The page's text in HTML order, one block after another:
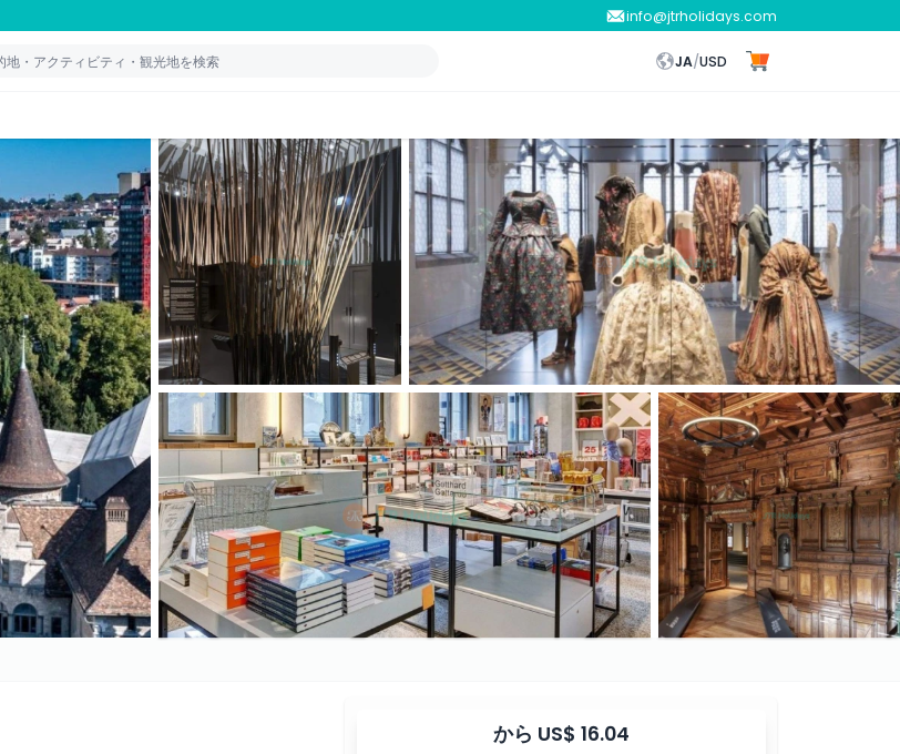
info@jtrholidays.com
JA/USD
から US$ 16.04